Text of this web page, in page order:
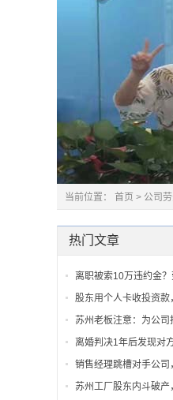
当前位置： 首页 > 公司
热门文章
离职被索10万违约金
股东用个人卡收投资款
苏州老板注意：为公
离婚判决1年后发现对
销售经理跳槽对手公司
苏州工厂股东内斗破